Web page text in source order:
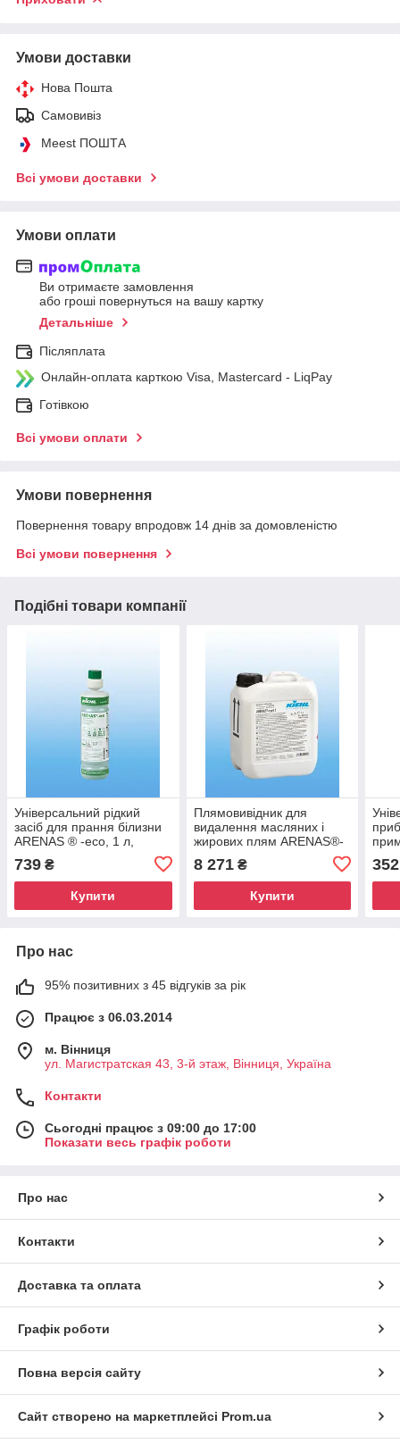
Умови доставки
Нова Пошта
Самовивіз
Meest ПОШТА
Всі умови доставки
Умови оплати
Ви отримаєте замовлення
або гроші повернуться на вашу картку
Детальніше
Післяплата
Онлайн-оплата карткою Visa, Mastercard - LiqPay
Готівкою
Всі умови оплати
Умови повернення
Повернення товару впродовж 14 днів за домовленістю
Всі умови повернення
Подібні товари компанії
Універсальний рідкий
засіб для прання білизни
ARENAS ® -eco, 1 л,
739 ₴
Купити
Плямовивідник для
видалення масляних і
жирових плям ARENAS®-
8 271₴
Купити
352
Про нас
95% позитивних з 45 відгуків за рік
Працює з 06.03.2014
м. Вінниця
ул. Магистратская 43, 3-й этаж, Вінниця, Україна
Контакти
Сьогодні працює з 09:00 до 17:00
Показати весь графік роботи
Про нас
Контакти
Доставка та оплата
Графік роботи
Повна версія сайту
Сайт створено на маркетплейсі Prom.ua